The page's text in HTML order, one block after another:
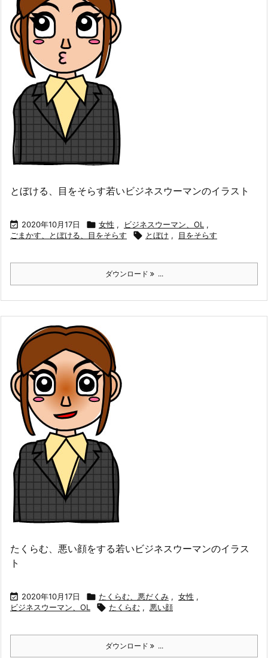
とぼける、目をそらす若いビジネスウーマンのイラスト
 2020年10月17日  女性 , ビジネスウーマン、OL ,
ごまかす、とぼける、目をそらす
 とぼけ , 目をそらす
ダウンロード ...
たくらむ、悪い顔をする若いビジネスウーマンのイラス
ト
 2020年10月17日  たくらむ、悪だくみ , 女性 ,
ビジネスウーマン、OL
 たくらむ , 悪い顔
ダウンロード ...